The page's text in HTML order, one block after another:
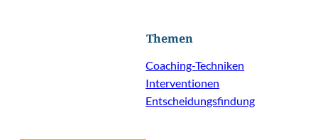
Themen
Coaching-Techniken
Interventionen
Entscheidungsfindung